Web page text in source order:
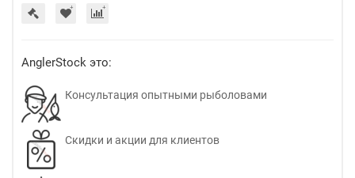
AnglerStock это:
Консультация опытными рыболовами
Скидки и акции для клиентов